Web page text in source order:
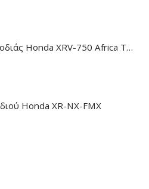
Λάστιχο Ποδιάς Honda XRV-750 Africa Twin
Honda XR-NX-FMX